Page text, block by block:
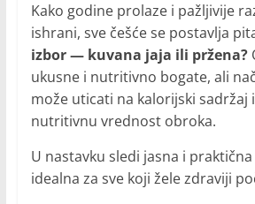
Kako godine prolaze i pažljivije
ishrani, sve češće se postavlja
izbor — kuvana jaja ili pržena?
ukusne i nutritivno bogate, ali
može uticati na kalorijski sadržaj
nutritivnu vrednost obroka.
U nastavku sledi jasna i
idealna za sve koji žele zdraviji